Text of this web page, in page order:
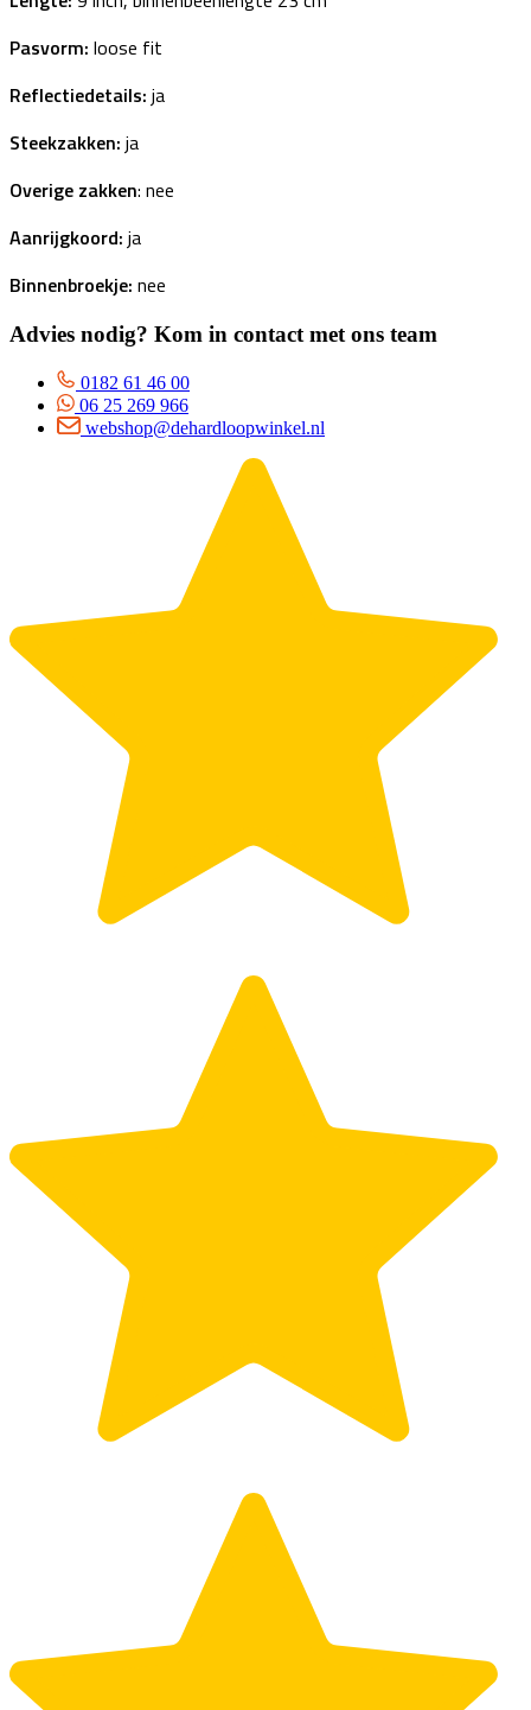
Pasvorm: loose fit
Reflectiedetails: ja
Steekzakken: ja
Overige zakken: nee
Aanrijgkoord: ja
Binnenbroekje: nee
Advies nodig? Kom in contact met ons team
0182 61 46 00
06 25 269 966
webshop@dehardloopwinkel.nl